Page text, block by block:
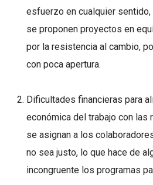
esfuerzo en cualquier
se proponen proyectos en
por la resistencia al cambio,
con poca apertura.
Dificultades financieras para
económica del trabajo con
se asignan a los
no sea justo, lo que hace de
incongruente los programas